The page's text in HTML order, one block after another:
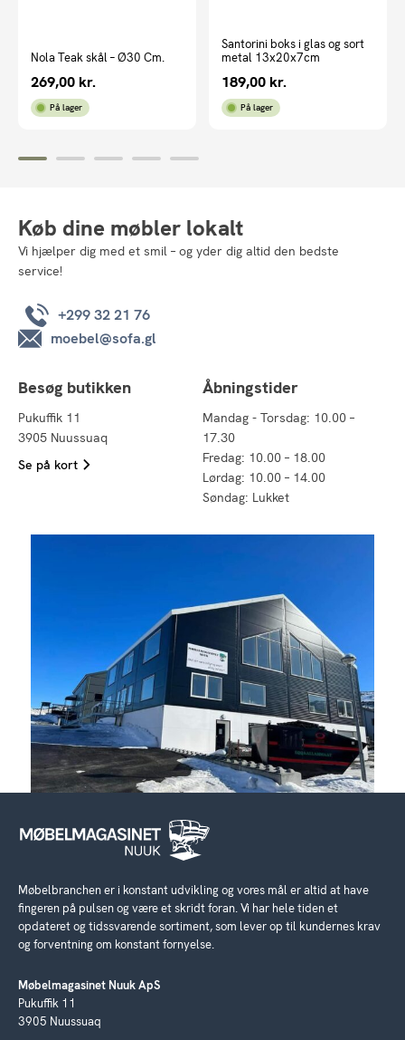
Nola Teak skål – Ø30 Cm.
269,00 kr.
På lager
Santorini boks i glas og sort
metal 13x20x7cm
189,00 kr.
På lager
Køb dine møbler lokalt
Vi hjælper dig med et smil – og yder dig altid den bedste
service!
+299 32 21 76
moebel@sofa.gl
Besøg butikken
Pukuffik 11
3905 Nuussuaq
Se på kort
Åbningstider
Mandag - Torsdag: 10.00 –
17.30
Fredag: 10.00 – 18.00
Lørdag: 10.00 – 14.00
Søndag: Lukket
Møbelbranchen er i konstant udvikling og vores mål er altid at have
fingeren på pulsen og være et skridt foran. Vi har hele tiden et
opdateret og tidssvarende sortiment, som lever op til kundernes krav
og forventning om konstant fornyelse.
Møbelmagasinet Nuuk ApS
Pukuffik 11
3905 Nuussuaq